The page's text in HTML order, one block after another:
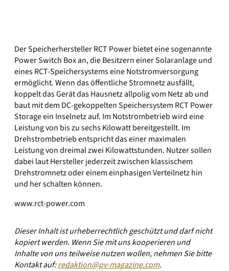
Der Speicherhersteller RCT Power bietet eine sogenannte
Power Switch Box an, die Besitzern einer Solaranlage und
eines RCT-Speichersystems eine Notstromversorgung
ermöglicht. Wenn das öffentliche Stromnetz ausfällt,
koppelt das Gerät das Hausnetz allpolig vom Netz ab und
baut mit dem DC-gekoppelten Speichersystem RCT Power
Storage ein Inselnetz auf. Im Notstrombetrieb wird eine
Leistung von bis zu sechs Kilowatt bereitgestellt. Im
Drehstrombetrieb entspricht das einer maximalen
Leistung von dreimal zwei Kilowattstunden. Nutzer sollen
dabei laut Hersteller jederzeit zwischen klassischem
Drehstromnetz oder einem einphasigen Verteilnetz hin
und her schalten können.
www.rct-power.com
Dieser Inhalt ist urheberrechtlich geschützt und darf nicht
kopiert werden. Wenn Sie mit uns kooperieren und
Inhalte von uns teilweise nutzen wollen, nehmen Sie bitte
Kontakt auf:redaktion@pv-magazine.com.